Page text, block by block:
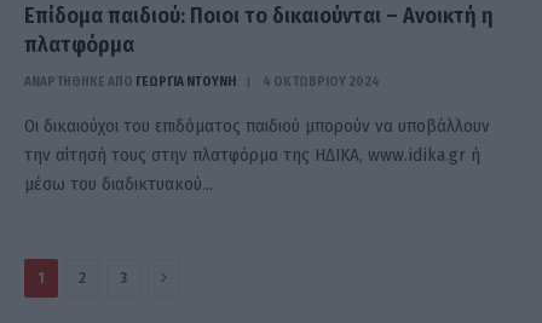
Επίδομα παιδιού: Ποιοι το δικαιούνται – Ανοικτή η
πλατφόρμα
ΑΝΑΡΤΗΘΗΚΕ ΑΠΟ ΓΕΩΡΓΊΑ ΝΤΟΎΝΗ 4 ΟΚΤΩΒΡΊΟΥ 2024
Οι δικαιούχοι του επιδόματος παιδιού μπορούν να υποβάλλουν
την αίτησή τους στην πλατφόρμα της ΗΔΙΚΑ, www.idika.gr ή
μέσω του διαδικτυακού…
1 2 3 Επόμενο